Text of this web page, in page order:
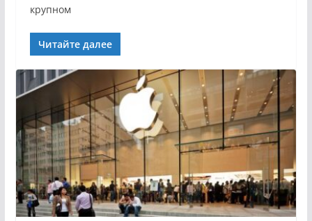
крупном
Читайте далее